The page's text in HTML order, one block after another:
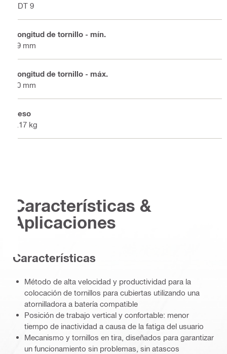
SDT 9
Longitud de tornillo - mín.
19 mm
Longitud de tornillo - máx.
40 mm
Peso
0.17 kg
Características &
Aplicaciones
Características
Método de alta velocidad y productividad para la
colocación de tornillos para cubiertas utilizando una
atornilladora a batería compatible
Posición de trabajo vertical y confortable: menor
tiempo de inactividad a causa de la fatiga del usuario
Mecanismo y tornillos en tira, diseñados para garantizar
un funcionamiento sin problemas, sin atascos